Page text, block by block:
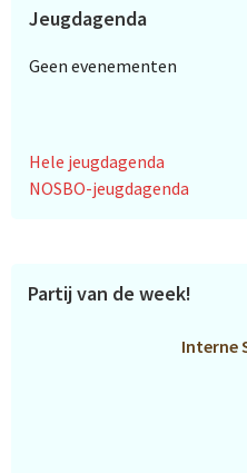
Jeugdagenda
Geen evenementen
Hele jeugdagenda
NOSBO-jeugdagenda
Partij van de week!
Interne